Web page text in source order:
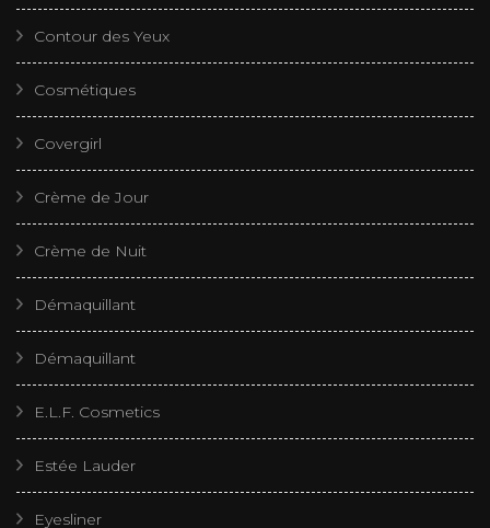
Contour des Yeux
Cosmétiques
Covergirl
Crème de Jour
Crème de Nuit
Démaquillant
Démaquillant
E.L.F. Cosmetics
Estée Lauder
Eyesliner